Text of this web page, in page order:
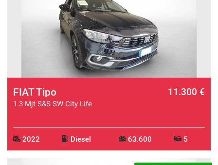
FIAT Tipo
1.3 Mjt S&S SW City Life
11.300 €
2022 Diesel 63.600 5